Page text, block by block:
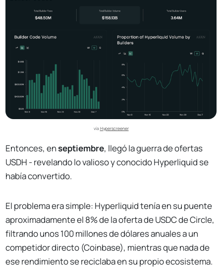
vía Hyperscreener
Entonces, enseptiembre, llegó la guerra de ofertas
USDH - revelando lo valioso y conocido Hyperliquid se
había convertido.
El problema era simple: Hyperliquid tenía en su puente
aproximadamente el 8% de la oferta de USDC de Circle,
filtrando unos 100 millones de dólares anuales a un
competidor directo (Coinbase), mientras que nada de
ese rendimiento se reciclaba en su propio ecosistema.